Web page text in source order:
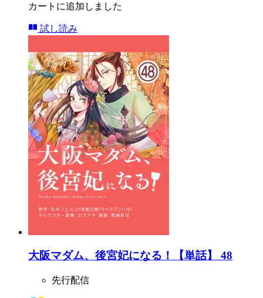
カートに追加しました
試し読み
大阪マダム、後宮妃になる！【単話】 48
先行配信